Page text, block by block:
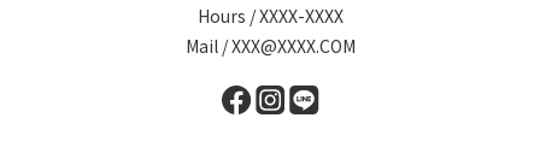
Hours / XXXX-XXXX
Mail / XXX@XXXX.COM